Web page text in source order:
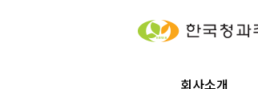
회사소개